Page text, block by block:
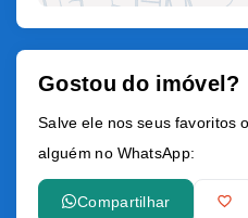
Gostou do imóvel?
Salve ele nos seus favoritos
alguém no WhatsApp:
Compartilhar